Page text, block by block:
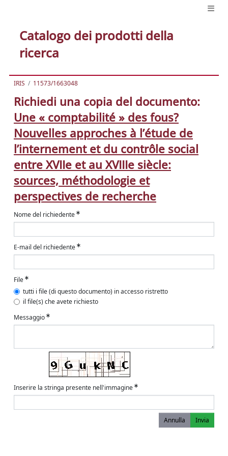
Catalogo dei prodotti della
ricerca
IRIS 11573/1663048
Richiedi una copia del documento:
Une « comptabilité » des fous?
Nouvelles approches à l’étude de
l’internement et du contrôle social
entre XVIIe et au XVIIIe siècle:
sources, méthodologie et
perspectives de recherche
Nome del richiedente
E-mail del richiedente
File
tutti i file (di questo documento) in accesso ristretto
il file(s) che avete richiesto
Messaggio
Inserire la stringa presente nell'immagine
Annulla Invia